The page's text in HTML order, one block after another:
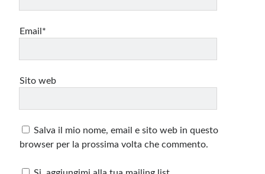
Email*
Sito web
Salva il mio nome, email e sito web in questo
browser per la prossima volta che commento.